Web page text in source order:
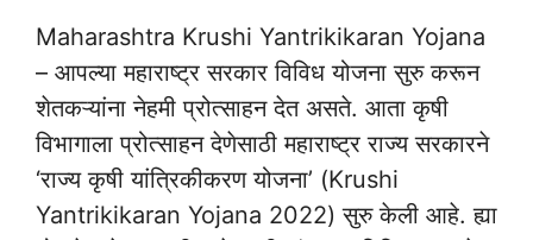
Maharashtra Krushi Yantrikikaran Yojana
– आपल्या महाराष्ट्र सरकार विविध योजना सुरु करून
शेतकऱ्यांना नेहमी प्रोत्साहन देत असते. आता कृषी
विभागाला प्रोत्साहन देणेसाठी महाराष्ट्र राज्य सरकारने
‘राज्य कृषी यांत्रिकीकरण योजना’ (Krushi
Yantrikikaran Yojana 2022) सुरु केली आहे. ह्या